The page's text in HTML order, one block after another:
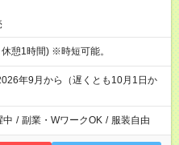
憩1時間) ※時短可能。
年9月から（遅くとも10月1日か
中 / 副業・WワークOK / 服装自由